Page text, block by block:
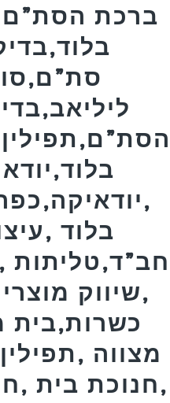
ברכת הסת”ם
בלוד
חב”ד,טליתות
,שיווק
כשרות,בית
מצווה
,חנוכת בית